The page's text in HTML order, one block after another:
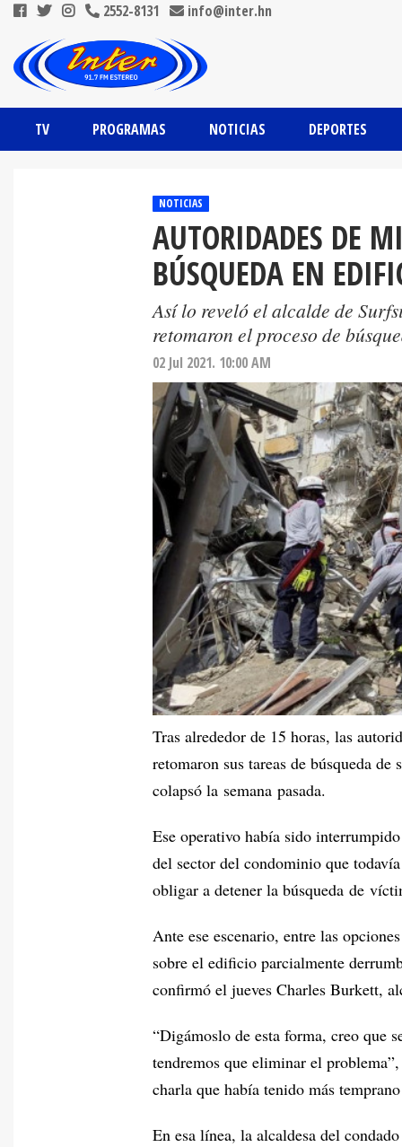
2552-8131 info@inter.hn
TV PROGRAMAS NOTICIAS DEPORTES
NOTICIAS
AUTORIDADES DE
BÚSQUEDA EN
Así lo reveló el alcalde de
retomaron el proceso de
02 Jul 2021. 10:00 AM
Tras alrededor de 15 horas, las
retomaron sus tareas de búsqueda
colapsó la semana pasada.
Ese operativo había sido
del sector del condominio que
obligar a detener la búsqueda de
Ante ese escenario, entre las
sobre el edificio parcialmente
confirmó el jueves Charles Burkett,
“Digámoslo de esta forma, creo que
tendremos que eliminar el
charla que había tenido más
En esa línea, la alcaldesa del